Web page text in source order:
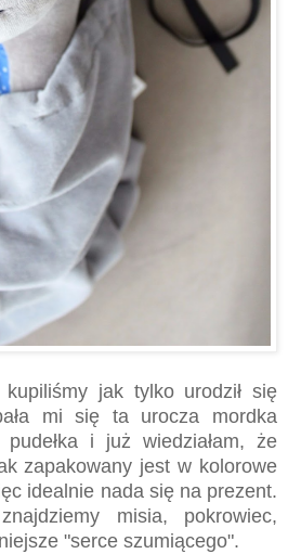
kupiliśmy jak tylko urodził się
mi się ta urocza mordka
i już wiedziałam, że
zapakowany jest w kolorowe
idealnie nada się na prezent.
misia, pokrowiec,
"serce szumiącego".